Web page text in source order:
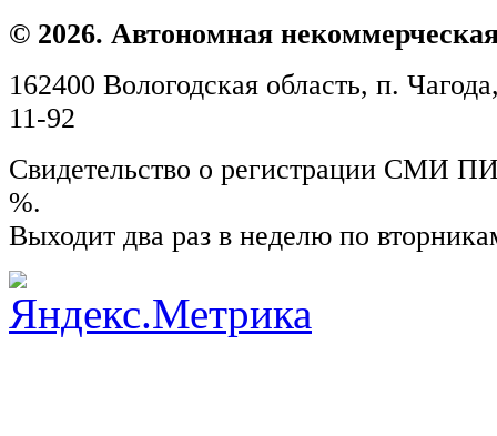
© 2026. Автономная
162400 Вологодская область, п.
11-92
Свидетельство о регистрации СМИ
%.
Выходит два раз в неделю по